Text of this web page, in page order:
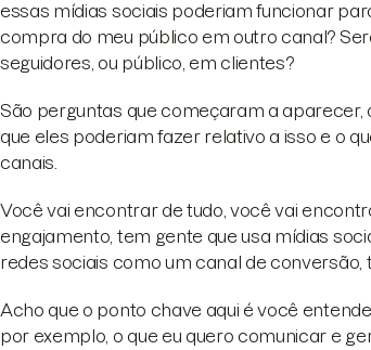
essas mídias sociais poderiam funcionar
compra do meu público em outro canal?
seguidores, ou público, em clientes?
São perguntas que começaram a
que eles poderiam fazer relativo a isso e o
canais.
Você vai encontrar de tudo, você vai
engajamento, tem gente que usa mídias
redes sociais como um canal de conversão,
Acho que o ponto chave aqui é você
por exemplo, o que eu quero comunicar e